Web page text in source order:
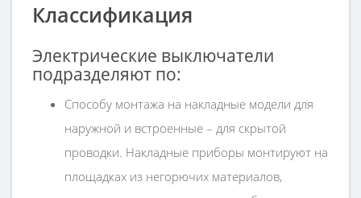
Классификация
Электрические выключатели
подразделяют по:
Способу монтажа на накладные модели для
наружной и встроенные – для скрытой
проводки. Накладные приборы монтируют на
площадках из негорючих материалов,